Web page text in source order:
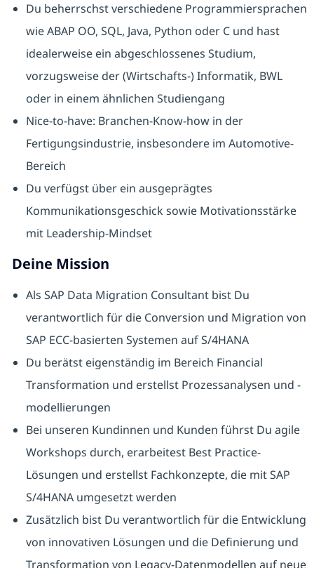
Du beherrschst verschiedene Programmiersprachen
wie ABAP OO, SQL, Java, Python oder C und hast
idealerweise ein abgeschlossenes Studium,
vorzugsweise der (Wirtschafts-) Informatik, BWL
oder in einem ähnlichen Studiengang
Nice-to-have: Branchen-Know-how in der
Fertigungsindustrie, insbesondere im Automotive-
Bereich
Du verfügst über ein ausgeprägtes
Kommunikationsgeschick sowie Motivationsstärke
mit Leadership-Mindset
Deine Mission
Als SAP Data Migration Consultant bist Du
verantwortlich für die Conversion und Migration von
SAP ECC-basierten Systemen auf S/4HANA
Du berätst eigenständig im Bereich Financial
Transformation und erstellst Prozessanalysen und -
modellierungen
Bei unseren Kundinnen und Kunden führst Du agile
Workshops durch, erarbeitest Best Practice-
Lösungen und erstellst Fachkonzepte, die mit SAP
S/4HANA umgesetzt werden
Zusätzlich bist Du verantwortlich für die Entwicklung
von innovativen Lösungen und die Definierung und
Transformation von Legacy-Datenmodellen auf neue